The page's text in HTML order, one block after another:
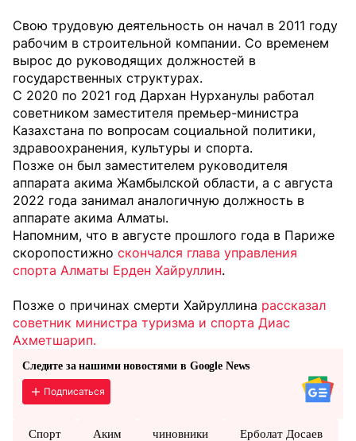
Свою трудовую деятельность он начал в 2011 году
рабочим в строительной компании. Со временем
вырос до руководящих должностей в
государственных структурах.
С 2020 по 2021 год Дархан Нурханулы работал
советником заместителя премьер-министра
Казахстана по вопросам социальной политики,
здравоохранения, культуры и спорта.
Позже он был заместителем руководителя
аппарата акима Жамбылской области, а с августа
2022 года занимал аналогичную должность в
аппарате акима Алматы.
Напомним, что в августе прошлого года в Париже
скоропостижно скончался глава управления
спорта Алматы Ерден Хайруллин.
Позже о причинах смерти Хайруллина рассказал
советник министра туризма и спорта Диас
Ахметшарип.
Следите за нашими новостями в Google News
Подписаться
Спорт Аким чиновники Ерболат Досаев